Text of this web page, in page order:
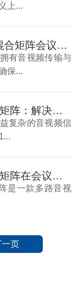
上...
16进16出高清混合矩阵会议室音视频传输与切换的全面解决方案
有音视频传输与
保...
16进16出HDMI矩阵：解决现代会议室音视频信号管理难题
复杂的音视频信
16进16出HDMI矩阵在会议室中的应用
是一款多路音视
一页